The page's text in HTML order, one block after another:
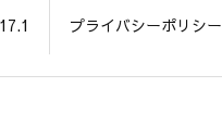
プライバシーポリシー